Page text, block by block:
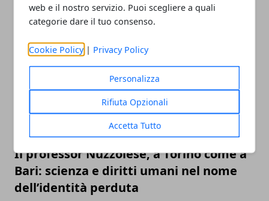
web e il nostro servizio. Puoi scegliere a quali
categorie dare il tuo consenso.
Cookie Policy | Privacy Policy
Personalizza
Rifiuta Opzionali
Accetta Tutto
ARTICOLI CORRELATI
Il professor Nuzzolese, a Torino come a
Bari: scienza e diritti umani nel nome
dell’identità perduta